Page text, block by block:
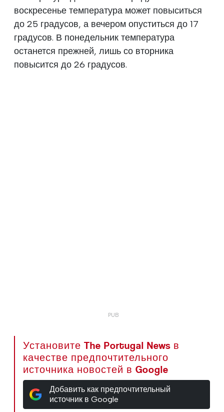
воскресенье температура может повыситься
до 25 градусов, а вечером опуститься до 17
градусов. В понедельник температура
останется прежней, лишь со вторника
повысится до 26 градусов.
Установите The Portugal News в
качестве предпочтительного
источника новостей в Google
Добавить как предпочтительный
источник в Google